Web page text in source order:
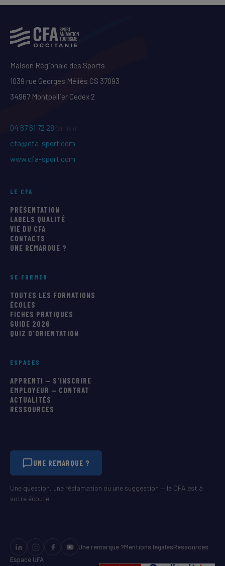
Maison Régionale des Sports
1039 rue Georges Méliès CS 37093
34967 Montpellier Cedex 2
04 67 61 72 28 (9h–13h)
cfa@cfa-sport.com
www.cfa-sport.com
LE CFA
PRÉSENTATION
LABELS QUALITÉ
VIE DU CFA
CONTACTS
UNE REMARQUE ?
SE FORMER
TOUTES LES FORMATIONS
ÉCOLES
FICHES PRATIQUES
GUIDE 2026
QUIZ D'ORIENTATION
ESPACES
APPRENTI — S'INSCRIRE
EMPLOYEUR — CONTRAT
ACTUALITÉS
RESSOURCES
UNE REMARQUE ?
Une question, une réclamation ou une suggestion — le CFA est à
votre écoute.
Une remarque ?Mentions légalesRessources
Espace UFA